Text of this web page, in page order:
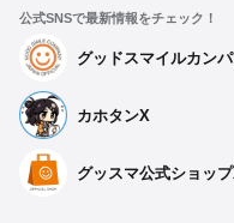
公式SNSで最新情報をチェック！
グッドスマイルカン
カホタンX
グッスマ公式ショッ